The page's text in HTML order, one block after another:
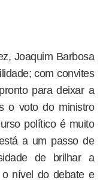
Joaquim Barbosa
com convites
para deixar a
o voto do ministro
político é muito
a um passo de
de brilhar a
nível do debate e